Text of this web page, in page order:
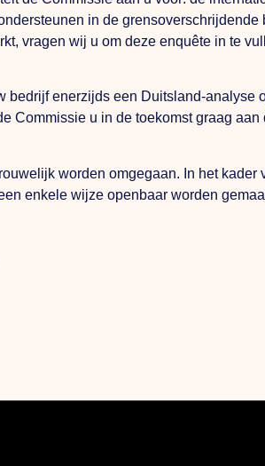
in de
vragen wij u om deze enquête in te
bedrijf enerzijds een Duitsland-
Commissie u in de toekomst graag
worden omgegaan. In het
enkele wijze openbaar worden